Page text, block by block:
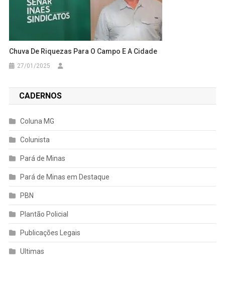
Chuva De Riquezas Para O Campo E A Cidade
27/01/2025
CADERNOS
Coluna MG
Colunista
Pará de Minas
Pará de Minas em Destaque
PBN
Plantão Policial
Publicações Legais
Ultimas